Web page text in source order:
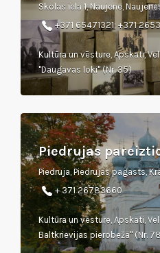
+371 65471321; +371
Kultūra un vēsture, Apskati,
"Daugavas loki" (Nr. 35)
Piedrujas
Piedruja, Piedrujas pagasts,
+ 371 26783660
Kultūra un vēsture, Apskati,
Baltkrievijas pierobežā" (Nr.